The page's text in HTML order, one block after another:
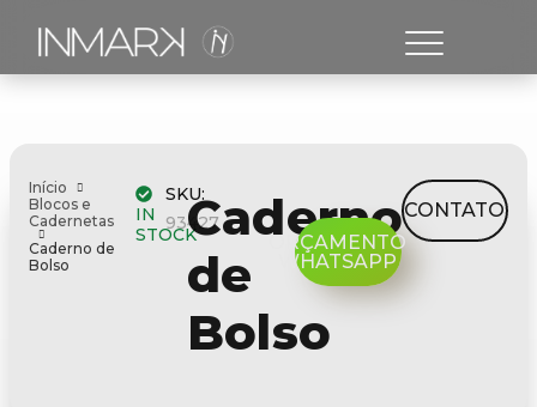
Início
Blocos e
Cadernetas
Caderno de
Bolso
IN
STOCK
SKU:
93427
Caderno
de
Bolso
ORÇAMENTO
WHATSAPP
CONTATO